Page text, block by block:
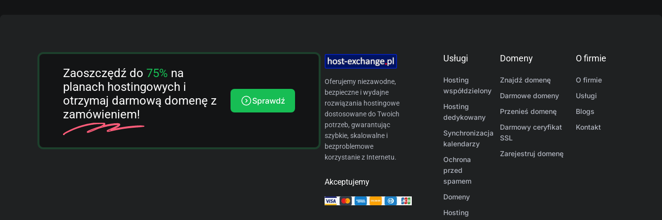
Zaoszczędź do 75% na
planach hostingowych i
otrzymaj darmową domenę z
zamówieniem!
Sprawdź
Oferujemy niezawodne,
bezpieczne i wydajne
rozwiązania hostingowe
dostosowane do Twoich
potrzeb, gwarantując
szybkie, skalowalne i
bezproblemowe
korzystanie z Internetu.
Akceptujemy
Usługi
Hosting
współdzielony
Hosting
dedykowany
Synchronizacja
kalendarzy
Ochrona
przed
spamem
Domeny
Hosting
Domeny
Znajdź domenę
Darmowe domeny
Przenieś domenę
Darmowy ceryfikat
SSL
Zarejestruj domenę
O firmie
O firmie
Usługi
Blogs
Kontakt